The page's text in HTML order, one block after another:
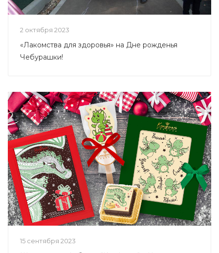
2 октября 2023
«Лакомства для здоровья» на Дне рожденья
Чебурашки!
15 сентября 2023